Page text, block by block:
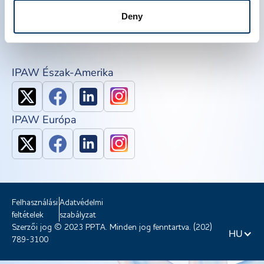
Deny
Csatlakozzon a PPTA-hez
IPAW Észak-Amerika
IPAW Európa
Felhasználási
feltételek
Adatvédelmi
szabályzat
Szerzői jog © 2023 PPTA. Minden jog fenntartva. (202)
789-3100
HU